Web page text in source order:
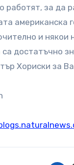
работят, за да
американска
и някои
достатъчно
Хориски за